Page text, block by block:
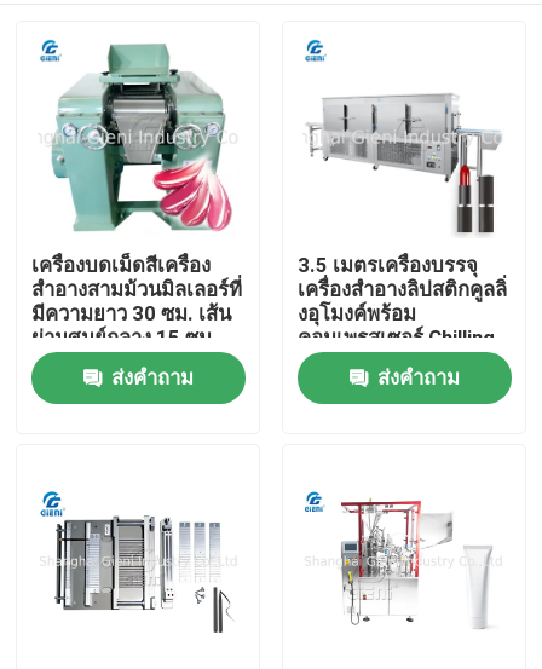
สินค้า
วิดีโอ
เครื่องบดเม็ดสีเครื่อง
สำอางสามม้วนมิลเลอร์ที่
มีความยาว 30 ซม. เส้น
ผ่านศูนย์กลาง 15 ซม.
ส่งคำถาม
3.5 เมตรเครื่องบรรจุ
เครื่องสำอางลิปสติกคูลลิ่
งอุโมงค์พร้อม
คอมเพรสเซอร์ Chilling
5P
ส่งคำถาม